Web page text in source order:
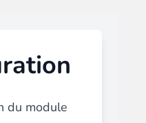
du module